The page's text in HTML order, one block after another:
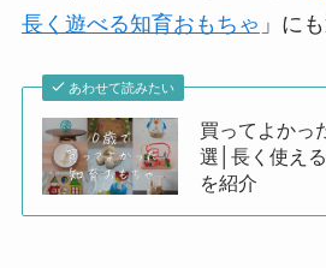
長く遊べる知育おもちゃ 」に
あわせて読みたい
買ってよかっ
選│長く使え
を紹介